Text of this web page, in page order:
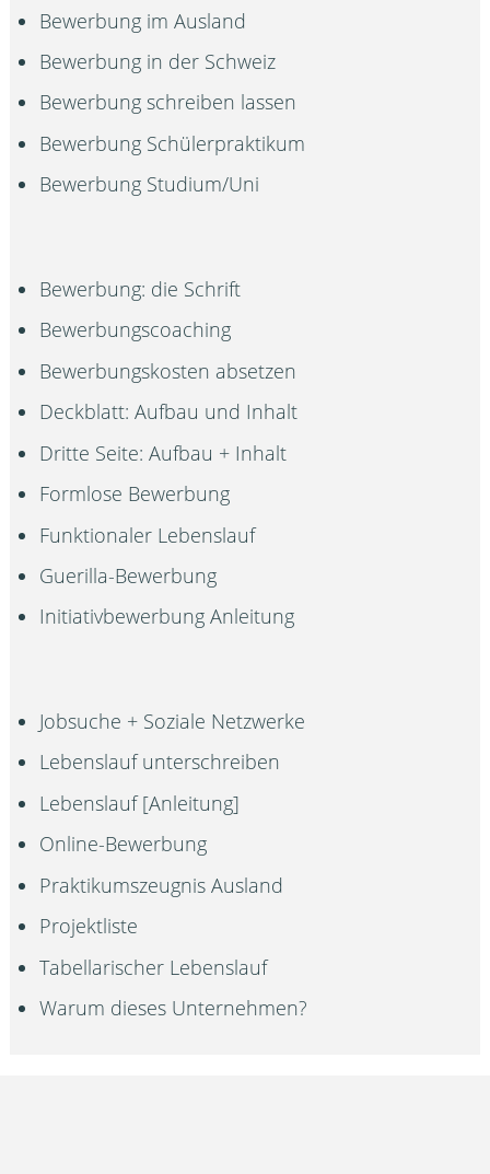
Bewerbung im Ausland
Bewerbung in der Schweiz
Bewerbung schreiben lassen
Bewerbung Schülerpraktikum
Bewerbung Studium/Uni
Bewerbung: die Schrift
Bewerbungscoaching
Bewerbungskosten absetzen
Deckblatt: Aufbau und Inhalt
Dritte Seite: Aufbau + Inhalt
Formlose Bewerbung
Funktionaler Lebenslauf
Guerilla-Bewerbung
Initiativbewerbung Anleitung
Jobsuche + Soziale Netzwerke
Lebenslauf unterschreiben
Lebenslauf [Anleitung]
Online-Bewerbung
Praktikumszeugnis Ausland
Projektliste
Tabellarischer Lebenslauf
Warum dieses Unternehmen?